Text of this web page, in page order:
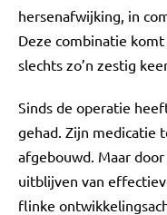
hersenafwijking, in
Deze combinatie
slechts zo’n zestig
Sinds de operatie
gehad. Zijn medicatie
afgebouwd. Maar
uitblijven van
flinke